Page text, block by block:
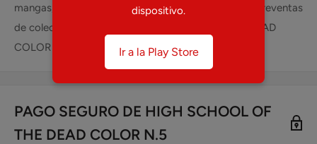
mangas, anime y coleccionables favorita. Ventas y preventas
de coleccionables como HIGH SCHOOL OF THE DEAD
COLOR N.5 en todo México.
PAGO SEGURO DE HIGH SCHOOL OF
THE DEAD COLOR N.5
dispositivo.
Ir a la Play Store